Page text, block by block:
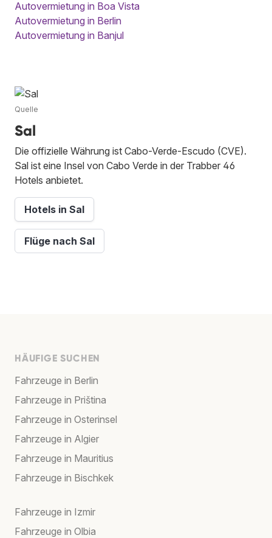
Autovermietung in Boa Vista
Autovermietung in Berlin
Autovermietung in Banjul
Quelle
Sal
Die offizielle Währung ist Cabo-Verde-Escudo (CVE).
Sal ist eine Insel von Cabo Verde in der Trabber 46
Hotels anbietet.
Hotels in Sal
Flüge nach Sal
HÄUFIGE SUCHEN
Fahrzeuge in Berlin
Fahrzeuge in Priština
Fahrzeuge in Osterinsel
Fahrzeuge in Algier
Fahrzeuge in Mauritius
Fahrzeuge in Bischkek
Fahrzeuge in Izmir
Fahrzeuge in Olbia